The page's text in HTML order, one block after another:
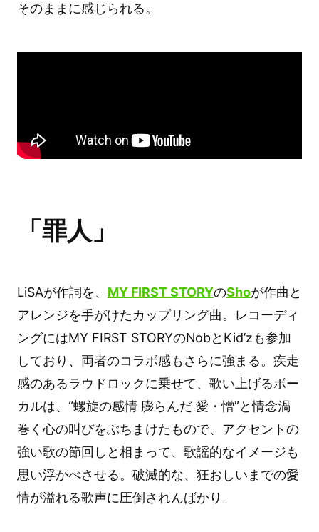
そのままに感じられる。
「罪人」
LiSAが作詞を、 MY FIRST STORYのShoが作曲と
アレンジを手がけたカップリング曲。レコーディ
ングにはMY FIRST STORYのNobとKid’zも参加
しており、両者のコラボ感もさらに強まる。疾走
感のあるラウドロックに乗せて、歌い上げるボー
カルは、“螺旋の感情 膨らんだ 愛・憎”と情念渦
巻く心の叫びをぶちまけたもので、アクセントの
強い歌の節回しと相まって、歌謡的なイメージも
思い浮かべさせる。破滅的な、狂おしいまでの愛
情が溢れる歌声に圧倒されんばかり。